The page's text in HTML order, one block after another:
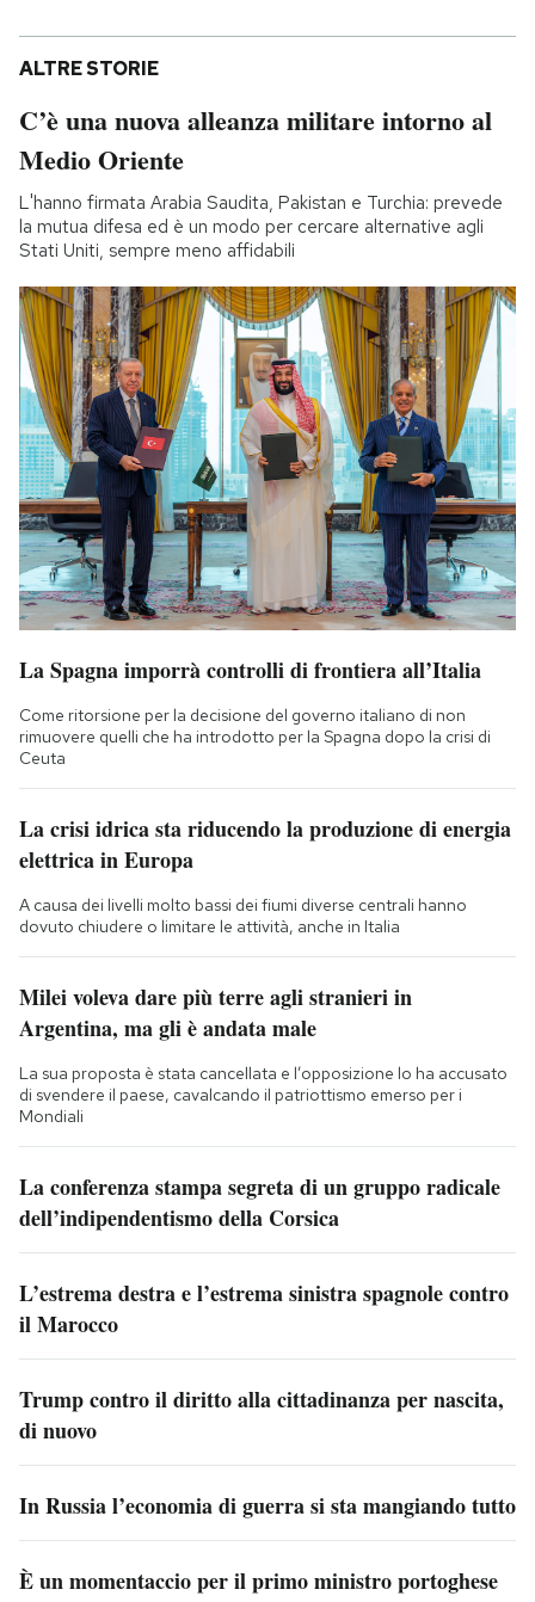
ALTRE STORIE
C’è una nuova alleanza militare intorno al
Medio Oriente
L'hanno firmata Arabia Saudita, Pakistan e Turchia: prevede
la mutua difesa ed è un modo per cercare alternative agli
Stati Uniti, sempre meno affidabili
La Spagna imporrà controlli di frontiera all’Italia
Come ritorsione per la decisione del governo italiano di non
rimuovere quelli che ha introdotto per la Spagna dopo la crisi di
Ceuta
La crisi idrica sta riducendo la produzione di energia
elettrica in Europa
A causa dei livelli molto bassi dei fiumi diverse centrali hanno
dovuto chiudere o limitare le attività, anche in Italia
Milei voleva dare più terre agli stranieri in
Argentina, ma gli è andata male
La sua proposta è stata cancellata e l’opposizione lo ha accusato
di svendere il paese, cavalcando il patriottismo emerso per i
Mondiali
La conferenza stampa segreta di un gruppo radicale
dell’indipendentismo della Corsica
L’estrema destra e l’estrema sinistra spagnole contro
il Marocco
Trump contro il diritto alla cittadinanza per nascita,
di nuovo
In Russia l’economia di guerra si sta mangiando tutto
È un momentaccio per il primo ministro portoghese